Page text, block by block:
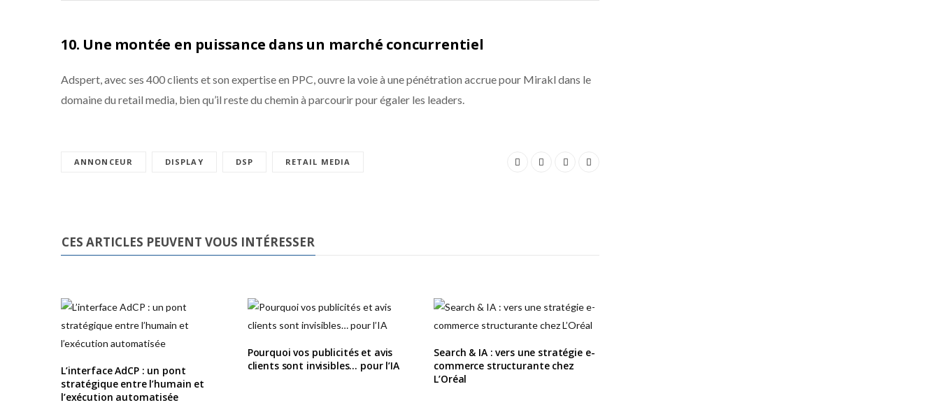
10. Une montée en puissance dans un marché concurrentiel
Adspert, avec ses 400 clients et son expertise en PPC, ouvre la voie à une pénétration accrue pour Mirakl dans le
domaine du retail media, bien qu’il reste du chemin à parcourir pour égaler les leaders.
ANNONCEUR DISPLAY DSP RETAIL MEDIA
CES ARTICLES PEUVENT VOUS INTÉRESSER
L’interface AdCP : un pont
stratégique entre l’humain et
l’exécution automatisée
Pourquoi vos publicités et avis
clients sont invisibles… pour l’IA
Search & IA : vers une stratégie e-
commerce structurante chez
L’Oréal